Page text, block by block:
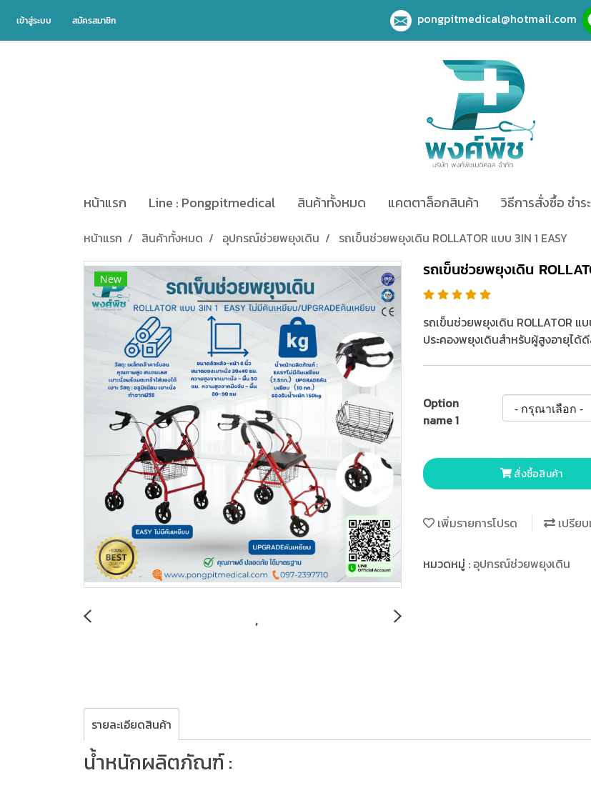
เข้าสู่ระบบ สมัครสมาชิก pongpitmedical@hotmail.com
หน้าแรก Line : Pongpitmedical สินค้าทั้งหมด แคตตาล็อกสินค้า วิธีการสั่งซื้อ ชำร
หน้าแรก สินค้าทั้งหมด อุปกรณ์ช่วยพยุงเดิน รถเข็นช่วยพยุงเดิน ROLLATOR แบบ 3IN 1 EASY
New รถเข็นช่วยพยุงเดิน
รถเข็นช่วยพยุงเดิน ROLLATOR แ
ประคองพยุงเดินสำหรับผู้สูงอายุได้
Option
name 1
สั่งซื้อสินค้า
เพิ่มรายการโปรด เปรีย
หมวดหมู่ : อุปกรณ์ช่วยพยุงเดิน
รายละเอียดสินค้า
น้ำหนักผลิตภัณฑ์ :